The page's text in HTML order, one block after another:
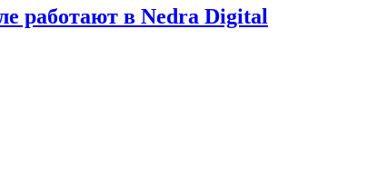
работают в Nedra Digital